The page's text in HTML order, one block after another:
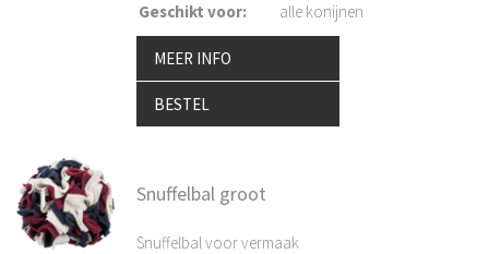
Geschikt voor: alle konijnen
MEER INFO
BESTEL
Snuffelbal groot
Snuffelbal voor vermaak